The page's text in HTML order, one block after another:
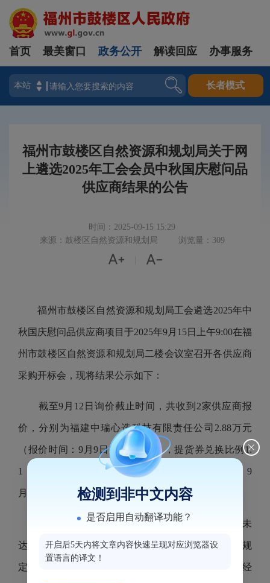
登录
首页 最美窗口 政务公开 解读回应 办事服务
长者模式
福州市鼓楼区自然资源和规划局关于网
上遴选2025年工会会员中秋国庆慰问品
供应商结果的公告
时间：2025-09-15 15:29
来源：鼓楼区自然资源和规划局
浏览量：309
 
福州市鼓楼区自然资源和规划局工会遴选2025年中
秋国庆慰问品供应商项目于2025年9月15日上午9:00在福
州市鼓楼区自然资源和规划局二楼会议室召开各供应商
采购开标会，现将结果公示如下：
截至9月12日询价截止时间，共收到2家供应商报
价，分别为福建中瑞心选科技有限责任公司2.88万元
（报价时间：9月9日、9月11日），提货券兑换比例1:
1；福州朴朴电子商务有限公司2.88万元（报价时间：9
月10日），提货券兑换比例1:1.01。
因二次挂网询价均不足三家供应企业参与报价，未
达到自行询价采购需“三家（含）以上供应商报价” 的规
定，予以流标处理。根据 鼓财〔2018〕527号文件，经
检测到非中文内容
是否启用自动翻译功能？
开启后5天内将文章内容快速呈现对应浏览器设
置语言的译文！